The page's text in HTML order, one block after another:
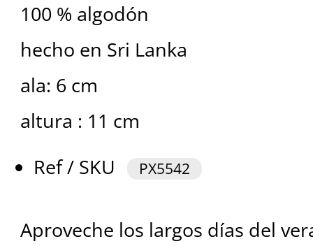
100 % algodón
hecho en Sri Lanka
ala: 6 cm
altura : 11 cm
Ref / SKU
PX5542
Aproveche los largos días del